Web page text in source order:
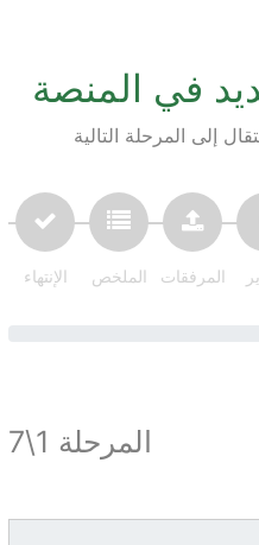
في المنصة
إلى المرحلة التالية
المرفقات الملخص الإنتهاء
المرحلة 1\7